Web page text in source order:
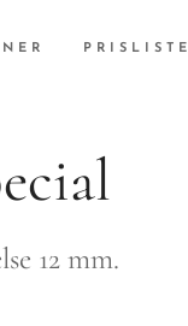
PRISLISTE
12 mm.